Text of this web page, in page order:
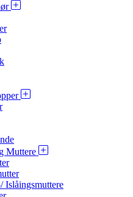
Muttere
Islåingsmuttere